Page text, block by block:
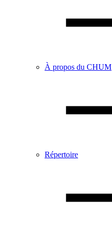
À propos du CHUM
Répertoire